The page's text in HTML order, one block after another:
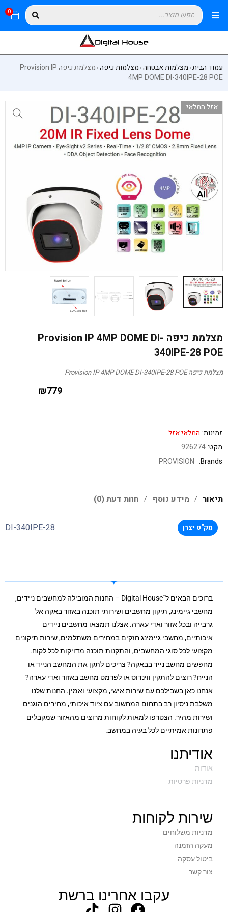
0
עמוד הבית›מצלמות אבטחה›מצלמות כיפה›
מצלמת כיפה Provision IP
4MP DOME DI-340IPE-28 POE
אזל המלאי
מצלמת כיפה Provision IP 4MP DOME DI-
340IPE-28 POE
מצלמת כיפה Provision IP 4MP DOME DI-340IPE-28 POE
₪779
זמינות: המלאי אזל
מקט:926274
Brands:
PROVISION
תיאור מידע נוסף חוות דעת (0)
מק"ט יצרן DI-340IPE-28
ברוכים הבאים ל־Digital House – החנות המובילה למחשבים ניידים,
מחשבי גיימינג, תיקון מחשבים ושירותי תוכנה באזור באקה אל
גרבייה ובכל אזור ואדי עארה. אצלנו תמצאו מחשבים ניידים
איכותיים, מחשבי גיימינג חזקים במחירים משתלמים, שירות תיקונים
מקצועי לכל סוגי המחשבים, והתקנות תוכנה מדויקות לכל לקוח.
מחפשים מחשב נייד בבאקה? צריכים לתקן את המחשב הנייד או
הנייח? רוצים להתקין ווינדוס או לפרמט מחשב באזור ואדי עארה?
אנחנו כאן בשבילכם עם שירות אישי, מקצועי ואמין. החנות שלנו
משלבת ניסיון רב בתחום המחשוב עם ציוד איכותי, מחירים הוגנים
ושירות מהיר. הצטרפו למאות לקוחות מרוצים מהאזור שמקבלים
פתרונות אמיתיים לכל בעיה במחשב.
אודיתנו
אודות
מדניות פרטיות
שירות לקוחות
מדניות משלוחים
מעקה הזמנה
ביטול עסקה
צור קשר
עקבו אחרינו ברשת